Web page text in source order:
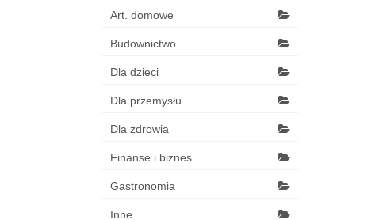
Art. domowe
Budownictwo
Dla dzieci
Dla przemysłu
Dla zdrowia
Finanse i biznes
Gastronomia
Inne